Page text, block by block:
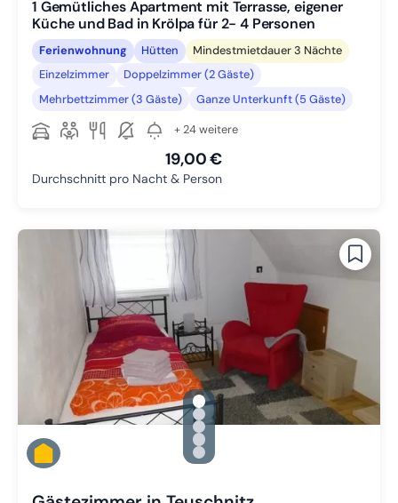
1 Gemütliches Apartment mit Terrasse, eigener
Küche und Bad in Krölpa für 2- 4 Personen
Ferienwohnung Hütten
Mindestmietdauer 3 Nächte
Einzelzimmer
Doppelzimmer (2 Gäste)
Mehrbettzimmer (3 Gäste)
Ganze Unterkunft (5 Gäste)
+ 24 weitere
19,00 €
Durchschnitt pro Nacht & Person
gallery.slide_selector
Zu Slide 1 wechseln
Zu Slide 2 wechseln
Zu Slide 3 wechseln
Zu Slide 4 wechseln
Zu Slide 5 wechseln